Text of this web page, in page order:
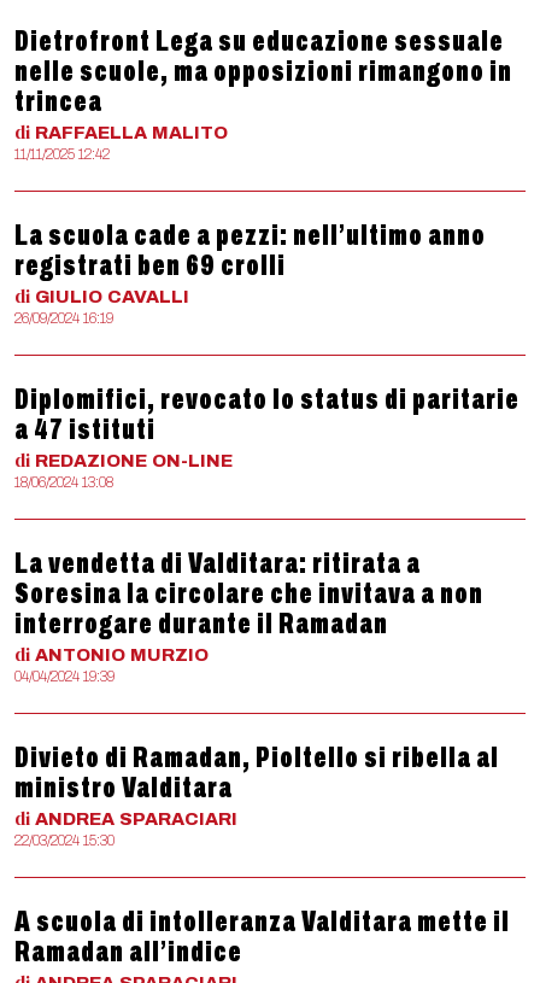
Dietrofront Lega su educazione sessuale
nelle scuole, ma opposizioni rimangono in
trincea
di RAFFAELLA MALITO
11/11/2025 12:42
La scuola cade a pezzi: nell’ultimo anno
registrati ben 69 crolli
di GIULIO CAVALLI
26/09/2024 16:19
Diplomifici, revocato lo status di paritarie
a 47 istituti
di REDAZIONE ON-LINE
18/06/2024 13:08
La vendetta di Valditara: ritirata a
Soresina la circolare che invitava a non
interrogare durante il Ramadan
di ANTONIO MURZIO
04/04/2024 19:39
Divieto di Ramadan, Pioltello si ribella al
ministro Valditara
di ANDREA SPARACIARI
22/03/2024 15:30
A scuola di intolleranza Valditara mette il
Ramadan all’indice